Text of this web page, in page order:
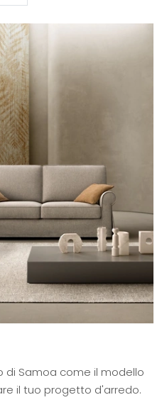
di Samoa come il modello
il tuo progetto d'arredo.